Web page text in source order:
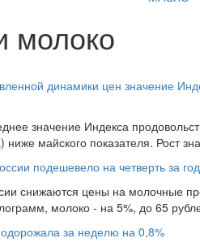
молоко
динамики цен значение
значение Индекса
ниже майского показателя. Рост
подешевело на четверть за год
снижаются цены на молочные
молоко - на 5%, до 65
за неделю на 0,8%